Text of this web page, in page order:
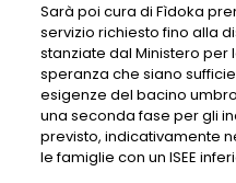
Sarà poi cura di Fìdoka
servizio richiesto fino alla
stanziate dal Ministero per
speranza che siano
esigenze del bacino
una seconda fase per gli
previsto, indicativamente
le famiglie con un ISEE